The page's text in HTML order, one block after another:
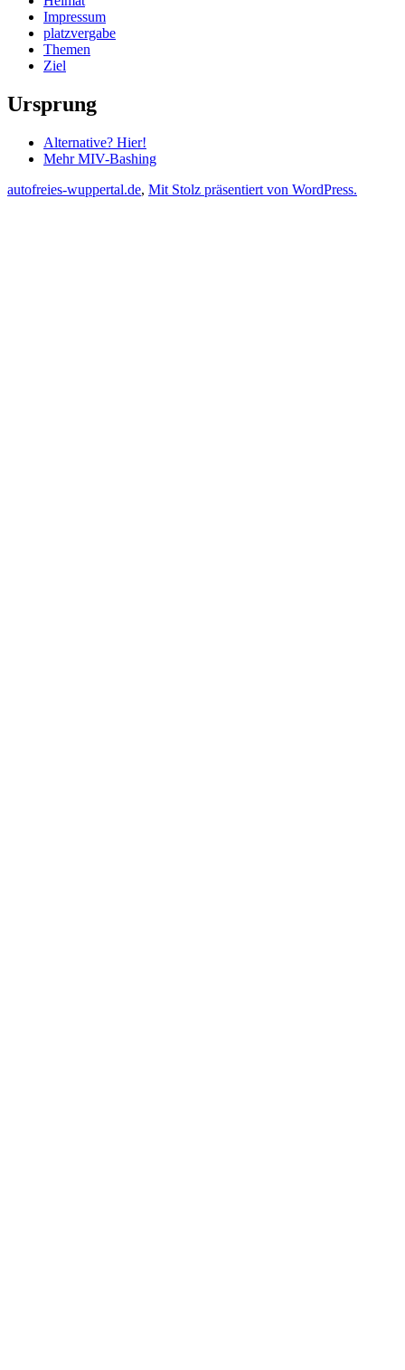
Impressum
platzvergabe
Themen
Ziel
Ursprung
Alternative? Hier!
Mehr MIV-Bashing
autofreies-wuppertal.de, Mit Stolz präsentiert von WordPress.